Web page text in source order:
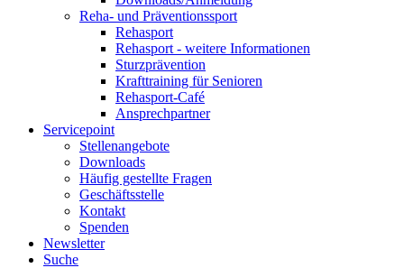
Reha- und Präventionssport
Rehasport
Rehasport - weitere Informationen
Sturzprävention
Krafttraining für Senioren
Rehasport-Café
Ansprechpartner
Servicepoint
Stellenangebote
Downloads
Häufig gestellte Fragen
Geschäftsstelle
Kontakt
Spenden
Newsletter
Suche